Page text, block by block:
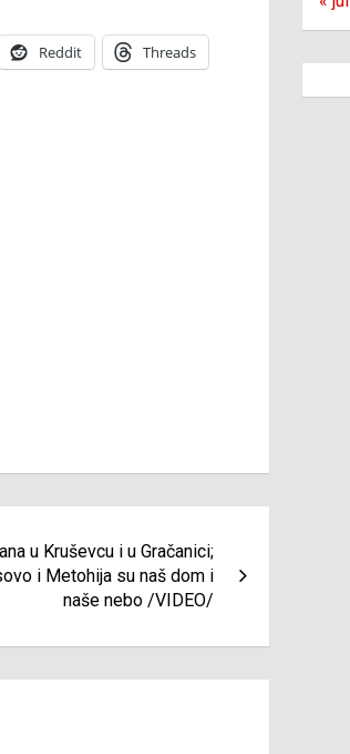
Reddit Threads
u Kruševcu i u Gračanici;
i Metohija su naš dom i
naše nebo /VIDEO/